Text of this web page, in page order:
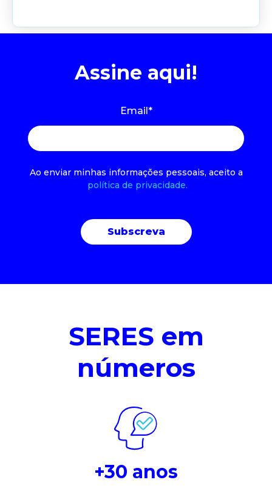
Assine aqui!
Email*
Ao enviar minhas informações pessoais, aceito a
política de privacidade.
SERES em
números
+30 anos